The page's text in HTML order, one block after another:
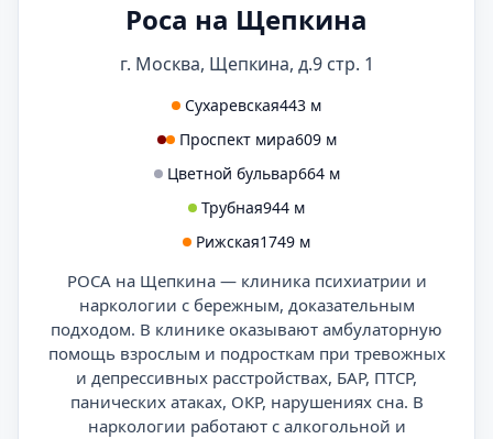
Роса на Щепкина
г. Москва, Щепкина, д.9 стр. 1
Сухаревская443 м
Проспект мира609 м
Цветной бульвар664 м
Трубная944 м
Рижская1749 м
РОСА на Щепкина — клиника психиатрии и
наркологии с бережным, доказательным
подходом. В клинике оказывают амбулаторную
помощь взрослым и подросткам при тревожных
и депрессивных расстройствах, БАР, ПТСР,
панических атаках, ОКР, нарушениях сна. В
наркологии работают с алкогольной и